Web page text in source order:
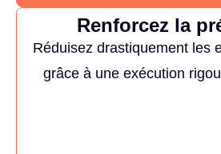
Renforcez la
Réduisez drastiquement les
grâce à une exécution